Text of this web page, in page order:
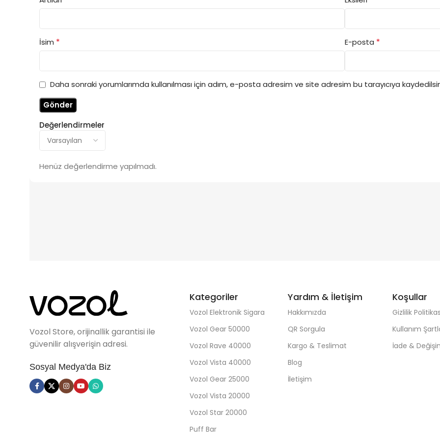
Değerlendirmeler
Henüz değerlendirme yapılmadı.
İsim * E-posta *
Daha sonraki yorumlarımda kullanılması için adım, e-posta adresim ve site adresim bu tarayıcıya
Vozol Store, orijinallik garantisi ile
güvenilir alışverişin adresi.
Sosyal Medya'da Biz
Kategoriler
Vozol Elektronik Sigara
Vozol Gear 50000
Vozol Rave 40000
Vozol Vista 40000
Vozol Gear 25000
Vozol Vista 20000
Vozol Star 20000
Puff Bar
Yardım & İletişim
Hakkımızda
QR Sorgula
Kargo & Teslimat
Blog
İletişim
Koşullar
Gizlilik
Kullanım
İade &